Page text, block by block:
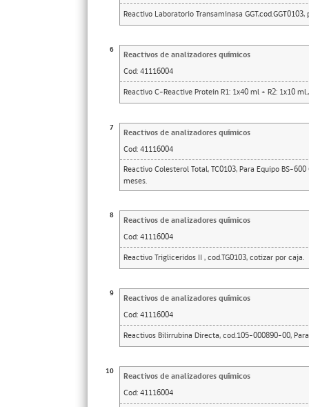
Reactivo Laboratorio Transaminasa
6
Reactivos de analizadores químicos
Cod: 41116004
Reactivo C-Reactive Protein R1: 1x40 ml + R2: 1x10
7
Reactivos de analizadores químicos
Cod: 41116004
Reactivo Colesterol Total, TC0103, Para Equipo BS-
meses.
8
Reactivos de analizadores químicos
Cod: 41116004
Reactivo Trigliceridos II , cod.TG0103, cotizar por caja.
9
Reactivos de analizadores químicos
Cod: 41116004
Reactivos Bilirrubina Directa, cod.105-000890-00,
10
Reactivos de analizadores químicos
Cod: 41116004